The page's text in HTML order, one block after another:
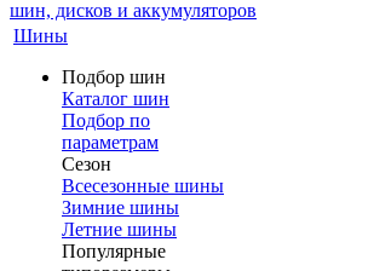
Шины
Подбор шин
Каталог шин
Подбор по
параметрам
Сезон
Всесезонные шины
Зимние шины
Летние шины
Популярные